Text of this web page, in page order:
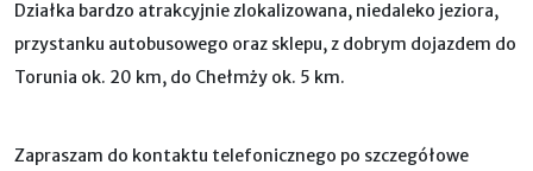
Działka bardzo atrakcyjnie zlokalizowana, niedaleko jeziora,
przystanku autobusowego oraz sklepu, z dobrym dojazdem do
Torunia ok. 20 km, do Chełmży ok. 5 km.
Zapraszam do kontaktu telefonicznego po szczegółowe